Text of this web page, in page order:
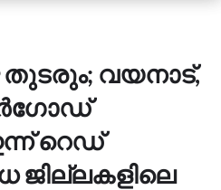
തുടരും; വയനാട്,
റെഡ്
ജില്ലകളിലെ